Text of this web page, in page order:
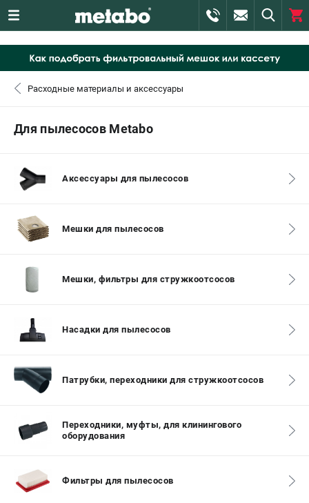
СЕРВИС
ИЗБРАННОЕ
СРАВНЕНИЕ ( 0 )
ВХОД ИЛИ РЕГИСТРАЦИЯ
0
ПОДДЕРЖКА
Сервисный центр
Расходные материалы и аксессуары
Для пылесосов Metabo
Аксессуары для пылесосов
Мешки для пылесосов
Мешки, фильтры для стружкоотсосов
Насадки для пылесосов
Патрубки, переходники для стружкоотсосов
Переходники, муфты, для клинингового
оборудования
Фильтры для пылесосов